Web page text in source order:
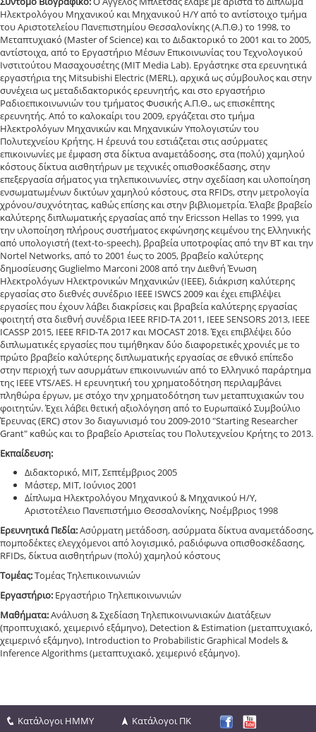
Ηλεκτρολόγου Μηχανικού και Μηχανικού Η/Υ από το αντίστοιχο τμήμα
του Αριστοτελείου Πανεπιστημίου Θεσσαλονίκης (Α.Π.Θ.) το 1998, το
Μεταπτυχιακό (Master of Science) και το Διδακτορικό το 2001 και το 2005,
αντίστοιχα, από το Εργαστήριο Μέσων Επικοινωνίας του Τεχνολογικού
Ινστιτούτου Μασαχουσέτης (MIT Media Lab). Εργάστηκε στα ερευνητικά
εργαστήρια της Mitsubishi Electric (MERL), αρχικά ως σύμβουλος και στην
συνέχεια ως μεταδιδακτορικός ερευνητής, και στο εργαστήριο
Ραδιοεπικοινωνιών του τμήματος Φυσικής Α.Π.Θ., ως επισκέπτης
ερευνητής. Από το καλοκαίρι του 2009, εργάζεται στο τμήμα
Ηλεκτρολόγων Μηχανικών και Μηχανικών Υπολογιστών του
Πολυτεχνείου Κρήτης. Η έρευνά του εστιάζεται στις ασύρματες
επικοινωνίες με έμφαση στα δίκτυα αναμετάδοσης, στα (πολύ) χαμηλού
κόστους δίκτυα αισθητήρων με τεχνικές οπισθοσκέδασης, στην
επεξεργασία σήματος για τηλεπικοινωνίες, στην σχεδίαση και υλοποίηση
ενσωματωμένων δικτύων χαμηλού κόστους, στα RFIDs, στην μετρολογία
χρόνου/συχνότητας, καθώς επίσης και στην βιβλιομετρία. Έλαβε βραβείο
καλύτερης διπλωματικής εργασίας από την Ericsson Hellas το 1999, για
την υλοποίηση πλήρους συστήματος εκφώνησης κειμένου της Ελληνικής
από υπολογιστή (text-to-speech), βραβεία υποτροφίας από την ΒΤ και την
Nortel Networks, από το 2001 έως το 2005, βραβείο καλύτερης
δημοσίευσης Guglielmo Marconi 2008 από την Διεθνή Ένωση
Ηλεκτρολόγων Ηλεκτρονικών Μηχανικών (IEEE), διάκριση καλύτερης
εργασίας στο διεθνές συνέδριο IEEE ISWCS 2009 και έχει επιβλέψει
εργασίες που έχουν λάβει διακρίσεις και βραβεία καλύτερης εργασίας
φοιτητή στα διεθνή συνέδρια IEEE RFID-TA 2011, IEEE SENSORS 2013, IEEE
ICASSP 2015, IEEE RFID-TA 2017 και MOCAST 2018. Έχει επιβλέψει δύο
διπλωματικές εργασίες που τιμήθηκαν δύο διαφορετικές χρονιές με το
πρώτο βραβείο καλύτερης διπλωματικής εργασίας σε εθνικό επίπεδο
στην περιοχή των ασυρμάτων επικοινωνιών από το Ελληνικό παράρτημα
της IEEE VTS/AES. Η ερευνητική του χρηματοδότηση περιλαμβάνει
πληθώρα έργων, με στόχο την χρηματοδότηση των μεταπτυχιακών του
φοιτητών. Έχει λάβει θετική αξιολόγηση από το Ευρωπαϊκό Συμβούλιο
Έρευνας (ERC) στον 3ο διαγωνισμό του 2009-2010 "Starting Researcher
Grant" καθώς και το βραβείο Αριστείας του Πολυτεχνείου Κρήτης το 2013.
Εκπαίδευση:
Διδακτορικό, MIT, Σεπτέμβριος 2005
Mάστερ, MIT, Ιούνιος 2001
Δίπλωμα Ηλεκτρολόγου Μηχανικού & Μηχανικού Η/Υ,
Αριστοτέλειο Πανεπιστήμιο Θεσσαλονίκης, Νοέμβριος 1998
Ερευνητικά Πεδία:Ασύρματη μετάδοση, ασύρματα δίκτυα αναμετάδοσης,
πομποδέκτες ελεγχόμενοι από λογισμικό, ραδιόφωνα οπισθοσκέδασης,
RFIDs, δίκτυα αισθητήρων (πολύ) χαμηλού κόστους
Τομέας:Τομέας Τηλεπικοινωνιών
Εργαστήριο: Εργαστήριο Τηλεπικοινωνιών
Μαθήματα:Ανάλυση & Σχεδίαση Τηλεπικοινωνιακών Διατάξεων
(προπτυχιακό, χειμερινό εξάμηνο), Detection & Estimation (μεταπτυχιακό,
χειμερινό εξάμηνο), Introduction to Probabilistic Graphical Models &
Inference Algorithms (μεταπτυχιακό, χειμερινό εξάμηνο).
Κατάλογοι ΗΜΜΥ Κατάλογοι ΠΚ